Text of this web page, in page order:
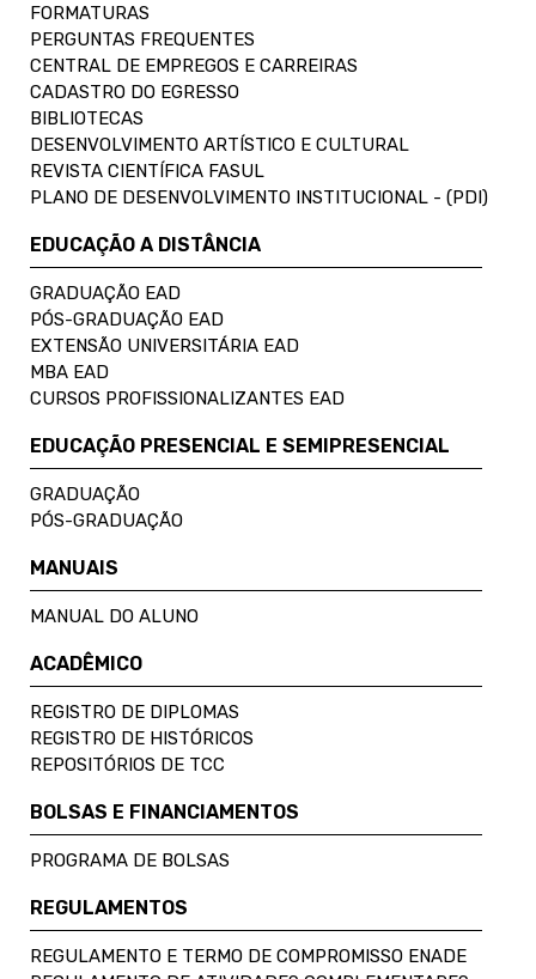
FORMATURAS
PERGUNTAS FREQUENTES
CENTRAL DE EMPREGOS E CARREIRAS
CADASTRO DO EGRESSO
BIBLIOTECAS
DESENVOLVIMENTO ARTÍSTICO E CULTURAL
REVISTA CIENTÍFICA FASUL
PLANO DE DESENVOLVIMENTO INSTITUCIONAL - (PDI)
EDUCAÇÃO A DISTÂNCIA
GRADUAÇÃO EAD
PÓS-GRADUAÇÃO EAD
EXTENSÃO UNIVERSITÁRIA EAD
MBA EAD
CURSOS PROFISSIONALIZANTES EAD
EDUCAÇÃO PRESENCIAL E SEMIPRESENCIAL
GRADUAÇÃO
PÓS-GRADUAÇÃO
MANUAIS
MANUAL DO ALUNO
ACADÊMICO
REGISTRO DE DIPLOMAS
REGISTRO DE HISTÓRICOS
REPOSITÓRIOS DE TCC
BOLSAS E FINANCIAMENTOS
PROGRAMA DE BOLSAS
REGULAMENTOS
REGULAMENTO E TERMO DE COMPROMISSO ENADE